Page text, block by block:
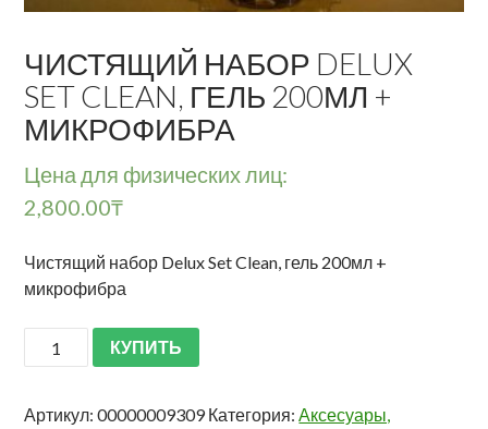
ЧИСТЯЩИЙ НАБОР DELUX
SET CLEAN, ГЕЛЬ 200МЛ +
МИКРОФИБРА
Цена для физических лиц:
2,800.00₸
Чистящий набор Delux Set Clean, гель 200мл +
микрофибра
КУПИТЬ
Артикул:00000009309Категория:Аксесуары,